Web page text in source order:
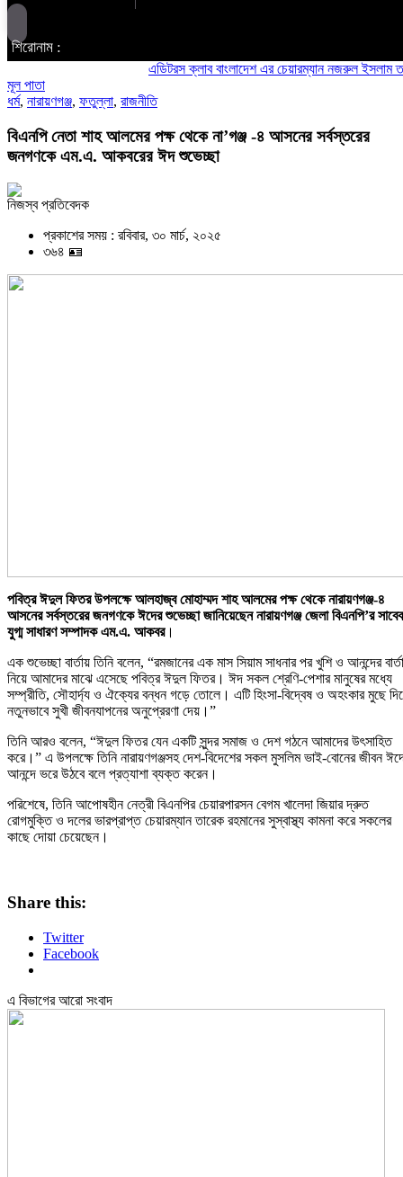
শিরোনাম :
এডিটরস ক্লাব বাংলাদেশ এর চেয়ারম্যান নজরুল ইসলাম
মূল পাতা
ধর্ম, নারায়ণগঞ্জ, ফতুল্লা, রাজনীতি
বিএনপি নেতা শাহ আলমের পক্ষ থেকে না’গঞ্জ -৪ আসনের সর্বস্তরের
জনগণকে এম.এ. আকবরের ঈদ শুভেচ্ছা
নিজস্ব প্রতিবেদক
প্রকাশের সময় : রবিবার, ৩০ মার্চ, ২০২৫
৩৬৪ 🪪
পবিত্র ঈদুল ফিতর উপলক্ষে আলহাজ্ব মোহাম্মদ শাহ আলমের পক্ষ থেকে নারায়ণগঞ্জ-৪
আসনের সর্বস্তরের জনগণকে ঈদের শুভেচ্ছা জানিয়েছেন নারায়ণগঞ্জ জেলা বিএনপি’র
যুগ্ম সাধারণ সম্পাদক এম.এ. আকবর।
এক শুভেচ্ছা বার্তায় তিনি বলেন, “রমজানের এক মাস সিয়াম সাধনার পর খুশি ও আনন্দের বার্তা
নিয়ে আমাদের মাঝে এসেছে পবিত্র ঈদুল ফিতর। ঈদ সকল শ্রেণি-পেশার মানুষের মধ্যে
সম্প্রীতি, সৌহার্দ্য ও ঐক্যের বন্ধন গড়ে তোলে। এটি হিংসা-বিদ্বেষ ও অহংকার মুছে
নতুনভাবে সুখী জীবনযাপনের অনুপ্রেরণা দেয়।”
তিনি আরও বলেন, “ঈদুল ফিতর যেন একটি সুন্দর সমাজ ও দেশ গঠনে আমাদের উৎসাহিত
করে।” এ উপলক্ষে তিনি নারায়ণগঞ্জসহ দেশ-বিদেশের সকল মুসলিম ভাই-বোনের জীবন
আনন্দে ভরে উঠবে বলে প্রত্যাশা ব্যক্ত করেন।
পরিশেষে, তিনি আপোষহীন নেত্রী বিএনপির চেয়ারপারসন বেগম খালেদা জিয়ার দ্রুত
রোগমুক্তি ও দলের ভারপ্রাপ্ত চেয়ারম্যান তারেক রহমানের সুস্বাস্থ্য কামনা করে সকলের
কাছে দোয়া চেয়েছেন।
Share this:
Twitter
Facebook
এ বিভাগের আরো সংবাদ